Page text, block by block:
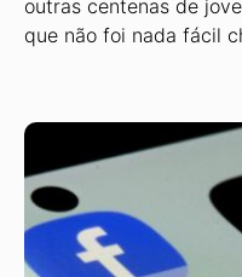
outras centenas de
que não foi nada fácil